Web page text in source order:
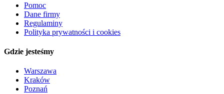
Pomoc
Dane firmy
Regulaminy
Polityka prywatności i cookies
Gdzie jesteśmy
Warszawa
Kraków
Poznań